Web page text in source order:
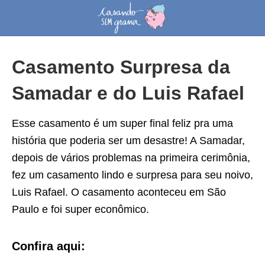
Casamento Surpresa da
Samadar e do Luis Rafael
Esse casamento é um super final feliz pra uma
história que poderia ser um desastre! A Samadar,
depois de vários problemas na primeira cerimônia,
fez um casamento lindo e surpresa para seu noivo,
Luis Rafael. O casamento aconteceu em São
Paulo e foi super econômico.
Confira aqui: